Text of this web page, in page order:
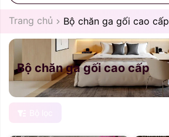
Trang chủ Bộ chăn ga gối cao cấp
Bộ chăn ga gối cao cấp